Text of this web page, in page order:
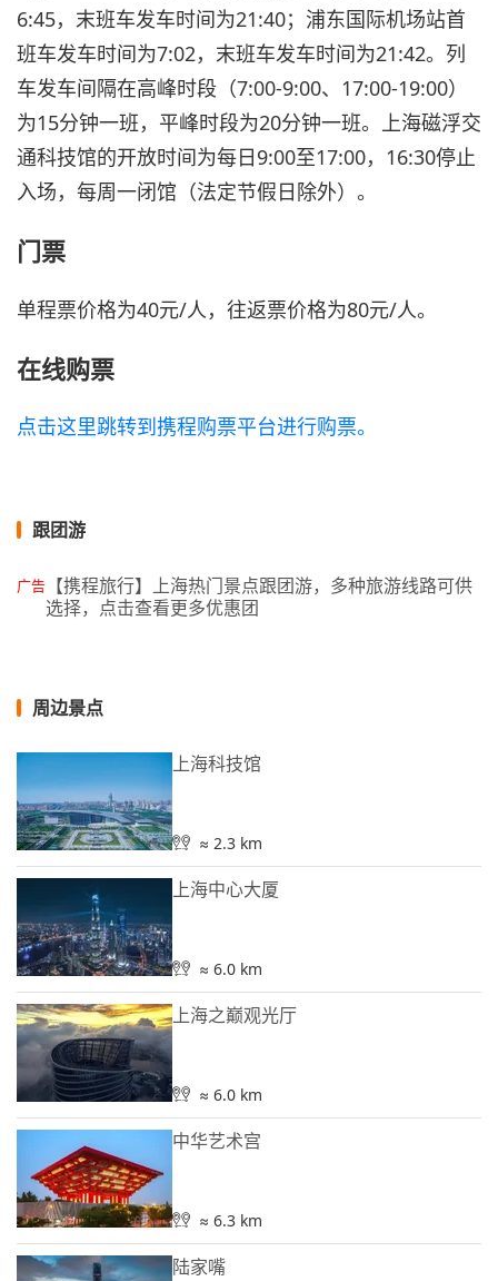
6:45，末班车发车时间为21:40；浦东国际机场站首
班车发车时间为7:02，末班车发车时间为21:42。列
车发车间隔在高峰时段（7:00-9:00、17:00-19:00）
为15分钟一班，平峰时段为20分钟一班。上海磁浮交
通科技馆的开放时间为每日9:00至17:00，16:30停止
入场，每周一闭馆（法定节假日除外）。
门票
单程票价格为40元/人，往返票价格为80元/人。
在线购票
点击这里跳转到携程购票平台进行购票。
跟团游
广告 【携程旅行】上海热门景点跟团游，多种旅游线路可供
选择，点击查看更多优惠团
周边景点
上海科技馆
≈ 2.3 km
上海中心大厦
≈ 6.0 km
上海之巅观光厅
≈ 6.0 km
中华艺术宫
≈ 6.3 km
陆家嘴